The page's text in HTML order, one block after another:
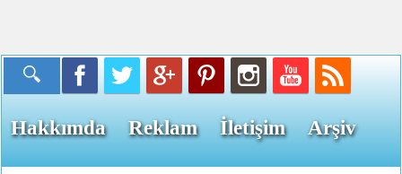
Hakkımda Reklam İletişim Arşiv